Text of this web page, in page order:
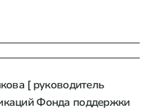
[ руководитель
Фонда поддержки